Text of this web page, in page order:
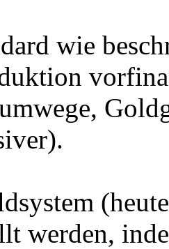
wie
werden,